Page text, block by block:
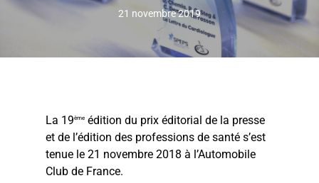
21 novembre 2019
La 19ème édition du prix éditorial de la presse
et de l’édition des professions de santé s’est
tenue le 21 novembre 2018 à l’Automobile
Club de France.